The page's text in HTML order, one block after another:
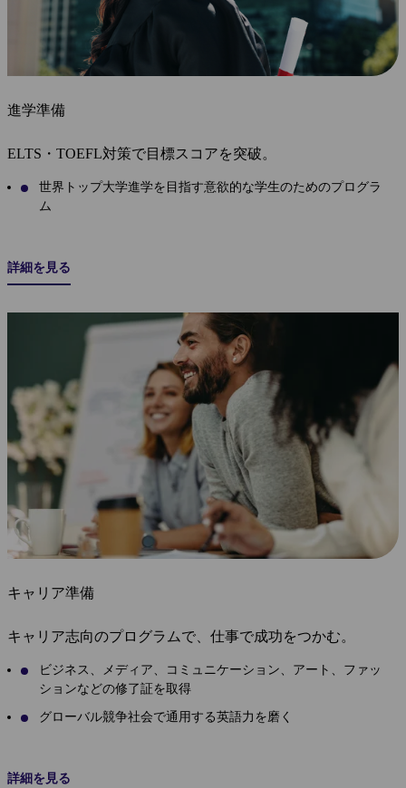
進学準備
ELTS・TOEFL対策で目標スコアを突破。
世界トップ大学進学を目指す意欲的な学生のためのプログラ
ム
詳細を見る
キャリア準備
キャリア志向のプログラムで、仕事で成功をつかむ。
ビジネス、メディア、コミュニケーション、アート、ファッ
ションなどの修了証を取得
グローバル競争社会で通用する英語力を磨く
詳細を見る